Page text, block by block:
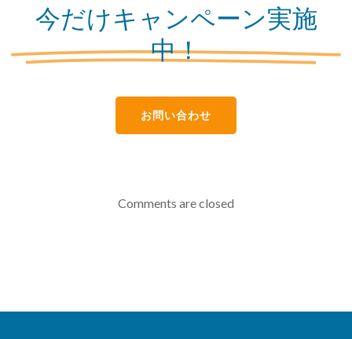
今だけキャンペーン実施
中！
お問い合わせ
Comments are closed